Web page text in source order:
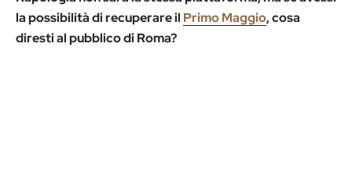
la possibilità di recuperare il Primo Maggio, cosa
diresti al pubblico di Roma?